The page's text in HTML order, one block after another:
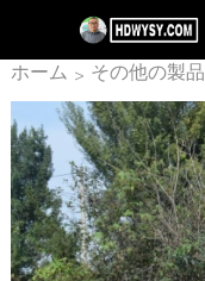
ホーム > その他の製品
窯